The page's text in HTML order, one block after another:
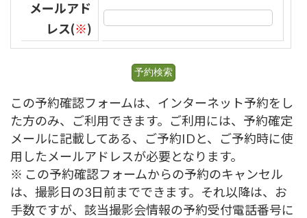
メールアド
レス(※)
この予約確認フォームは、インターネット予約をし
た方のみ、ご利用できます。ご利用には、予約確定
メールに記載してある、ご予約IDと、ご予約時に使
用したメールアドレスが必要となります。
※ この予約確認フォームからの予約のキャンセル
は、撮影日の3日前までできます。それ以降は、お
手数ですが、該当撮影会情報の予約受付電話番号に